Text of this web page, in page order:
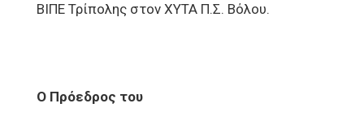
ΒΙΠΕ Τρίπολης στον ΧΥΤΑ Π.Σ. Βόλου.
Ο Πρόεδρος του